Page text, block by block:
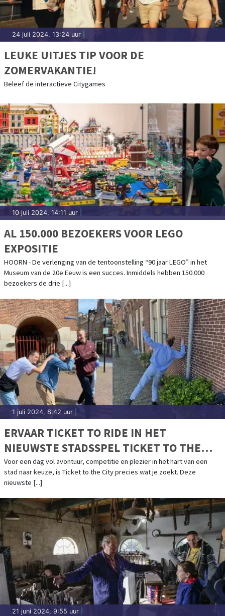
24 juli 2024, 13:24 uur
LEUKE UITJES TIP VOOR DE
ZOMERVAKANTIE!
Beleef de interactieve Citygames
10 juli 2024, 14:11 uur
AL 150.000 BEZOEKERS VOOR LEGO
EXPOSITIE
HOORN - De verlenging van de tentoonstelling “90 jaar LEGO” in het
Museum van de 20e Eeuw is een succes. Inmiddels hebben 150.000
bezoekers de drie [...]
1 juli 2024, 8:42 uur
ERVAAR TICKET TO RIDE IN HET
NIEUWSTE STADSSPEL TICKET TO THE
CITY!
Voor een dag vol avontuur, competitie en plezier in het hart van een
stad naar keuze, is Ticket to the City precies wat je zoekt. Deze
nieuwste [...]
21 juni 2024, 9:55 uur